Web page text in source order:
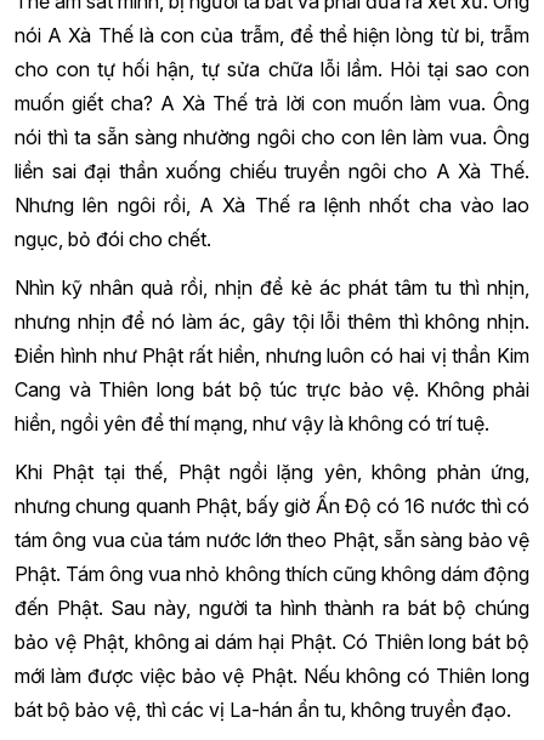
nói A Xà Thế là con của trẫm, để thể hiện lòng từ bi, trẫm
cho con tự hối hận, tự sửa chữa lỗi lầm. Hỏi tại sao con
muốn giết cha? A Xà Thế trả lời con muốn làm vua. Ông
nói thì ta sẵn sàng nhường ngôi cho con lên làm vua. Ông
liền sai đại thần xuống chiếu truyền ngôi cho A Xà Thế.
Nhưng lên ngôi rồi, A Xà Thế ra lệnh nhốt cha vào lao
ngục, bỏ đói cho chết.
Nhìn kỹ nhân quả rồi, nhịn để kẻ ác phát tâm tu thì nhịn,
nhưng nhịn để nó làm ác, gây tội lỗi thêm thì không nhịn.
Điển hình như Phật rất hiền, nhưng luôn có hai vị thần Kim
Cang và Thiên long bát bộ túc trực bảo vệ. Không phải
hiền, ngồi yên để thí mạng, như vậy là không có trí tuệ.
Khi Phật tại thế, Phật ngồi lặng yên, không phản ứng,
nhưng chung quanh Phật, bấy giờ Ấn Độ có 16 nước thì có
tám ông vua của tám nước lớn theo Phật, sẵn sàng bảo vệ
Phật. Tám ông vua nhỏ không thích cũng không dám động
đến Phật. Sau này, người ta hình thành ra bát bộ chúng
bảo vệ Phật, không ai dám hại Phật. Có Thiên long bát bộ
mới làm được việc bảo vệ Phật. Nếu không có Thiên long
bát bộ bảo vệ, thì các vị La-hán ẩn tu, không truyền đạo.